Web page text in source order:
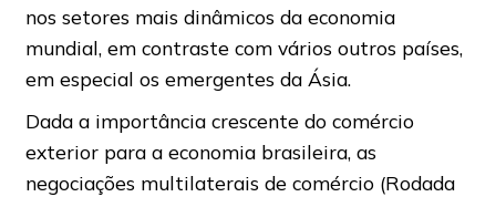
nos setores mais dinâmicos da economia
mundial, em contraste com vários outros países,
em especial os emergentes da Ásia.
Dada a importância crescente do comércio
exterior para a economia brasileira, as
negociações multilaterais de comércio (Rodada